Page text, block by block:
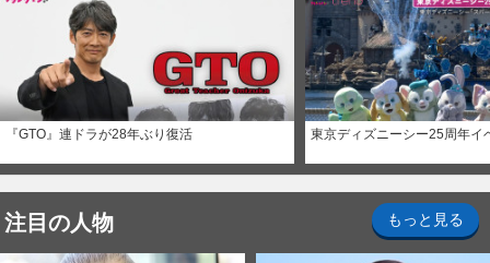
『GTO』連ドラが28年ぶり復活 東京ディズニーシー25周年イ
注目の人物 もっと見る